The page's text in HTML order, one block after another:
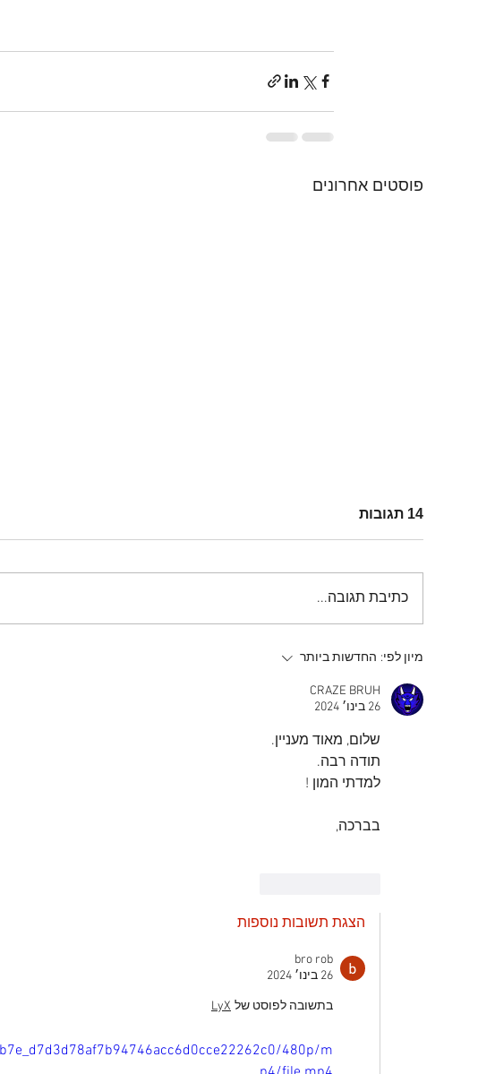
פוסטים אחרונים
Snapmaker U1 – מדפסת
הדפסה צבעונית
14 תגובות
כתיבת תגובה...
מיון לפי: החדשות ביותר
CRAZE BRUH
26 בינו׳ 2024
שלום, מאוד מעניין.
תודה רבה.
למדתי המון !
בברכה,
הצגת תשובות נוספות
bro rob
26 בינו׳ 2024
בתשובה לפוסט של LyX
480p/m